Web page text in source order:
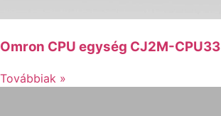
Omron CPU egység CJ2M-CPU33
Továbbiak »